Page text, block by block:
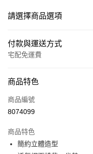
請選擇商品選項
付款與運送方式
宅配免運費
信用卡一次付款
LINE Pay
全盈+PAY
商品特色
商品編號
8074099
商品特色
簡約立體造型